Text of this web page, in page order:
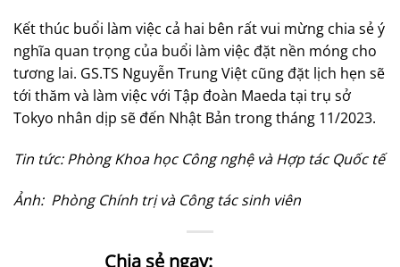
Kết thúc buổi làm việc cả hai bên rất vui mừng chia sẻ ý
nghĩa quan trọng của buổi làm việc đặt nền móng cho
tương lai. GS.TS Nguyễn Trung Việt cũng đặt lịch hẹn sẽ
tới thăm và làm việc với Tập đoàn Maeda tại trụ sở
Tokyo nhân dịp sẽ đến Nhật Bản trong tháng 11/2023.
Tin tức: Phòng Khoa học Công nghệ và Hợp tác Quốc tế
Ảnh: Phòng Chính trị và Công tác sinh viên